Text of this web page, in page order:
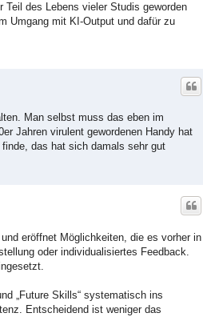
des Lebens vieler Studis geworden
Umgang mit KI-Output und dafür zu
Man selbst muss das eben im
Jahren virulent gewordenen Handy hat
das hat sich damals sehr gut
eröffnet Möglichkeiten, die es vorher in
oder individualisiertes Feedback.
„Future Skills“ systematisch ins
Entscheidend ist weniger das